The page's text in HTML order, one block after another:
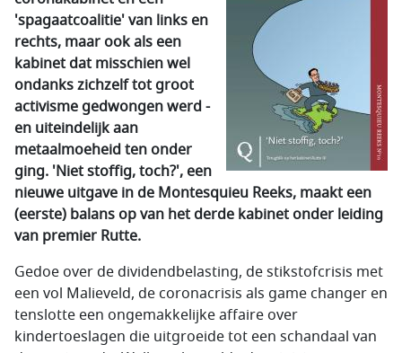
'spagaatcoalitie' van links en
rechts, maar ook als een
kabinet dat misschien wel
ondanks zichzelf tot groot
activisme gedwongen werd -
en uiteindelijk aan
metaalmoeheid ten onder
ging. 'Niet stoffig, toch?', een
nieuwe uitgave in de Montesquieu Reeks, maakt een
(eerste) balans op van het derde kabinet onder leiding
van premier Rutte.
Gedoe over de dividendbelasting, de stikstofcrisis met
een vol Malieveld, de coronacrisis als game changer en
tenslotte een ongemakkelijke affaire over
kindertoeslagen die uitgroeide tot een schandaal van